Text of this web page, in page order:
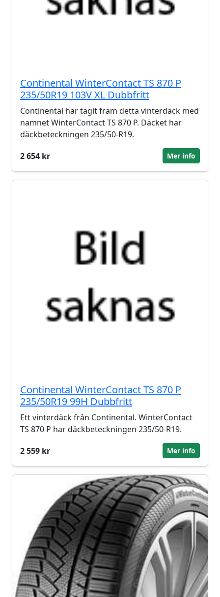
Continental WinterContact TS 870 P
235/50R19 103V XL Dubbfritt
Continental har tagit fram detta vinterdäck med
namnet WinterContact TS 870 P. Däcket har
däckbeteckningen 235/50-R19.
2 654 kr
Mer info
Continental WinterContact TS 870 P
235/50R19 99H Dubbfritt
Ett vinterdäck från Continental. WinterContact
TS 870 P har däckbeteckningen 235/50-R19.
2 559 kr
Mer info